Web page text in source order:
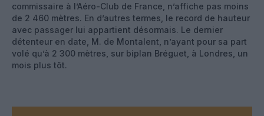
commissaire à l’Aéro-Club de France, n’affiche pas moins
de 2 460 mètres. En d’autres termes, le record de hauteur
avec passager lui appartient désormais. Le dernier
détenteur en date, M. de Montalent, n’ayant pour sa part
volé qu’à 2 300 mètres, sur biplan Bréguet, à Londres, un
mois plus tôt.